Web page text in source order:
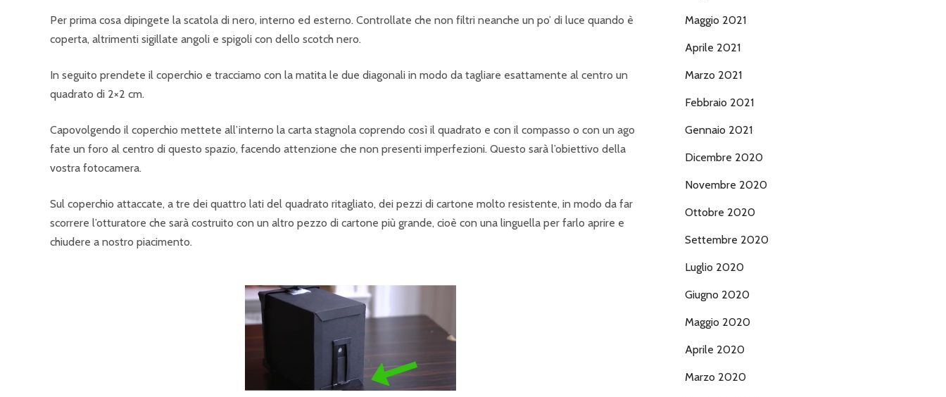
Per prima cosa dipingete la scatola di nero, interno ed esterno. Controllate che non filtri neanche un po’ di luce quando è
coperta, altrimenti sigillate angoli e spigoli con dello scotch nero.
In seguito prendete il coperchio e tracciamo con la matita le due diagonali in modo da tagliare esattamente al centro un
quadrato di 2×2 cm.
Capovolgendo il coperchio mettete all’interno la carta stagnola coprendo così il quadrato e con il compasso o con un ago
fate un foro al centro di questo spazio, facendo attenzione che non presenti imperfezioni. Questo sarà l’obiettivo della
vostra fotocamera.
Sul coperchio attaccate, a tre dei quattro lati del quadrato ritagliato, dei pezzi di cartone molto resistente, in modo da far
scorrere l’otturatore che sarà costruito con un altro pezzo di cartone più grande, cioè con una linguella per farlo aprire e
chiudere a nostro piacimento.
Maggio 2021
Aprile 2021
Marzo 2021
Febbraio 2021
Gennaio 2021
Dicembre 2020
Novembre 2020
Ottobre 2020
Settembre 2020
Luglio 2020
Giugno 2020
Maggio 2020
Aprile 2020
Marzo 2020